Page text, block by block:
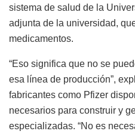
sistema de salud de la
adjunta de la universidad,
medicamentos.
“Eso significa que no se
esa línea de producción”,
fabricantes como Pfizer
necesarios para construir y
especializadas. “No es